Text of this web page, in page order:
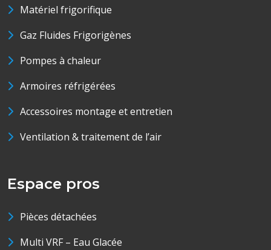
Matériel frigorifique
Gaz Fluides Frigorigènes
Pompes à chaleur
Armoires réfrigérées
Accessoires montage et entretien
Ventilation & traitement de l’air
Espace pros
Pièces détachées
Multi VRF – Eau Glacée